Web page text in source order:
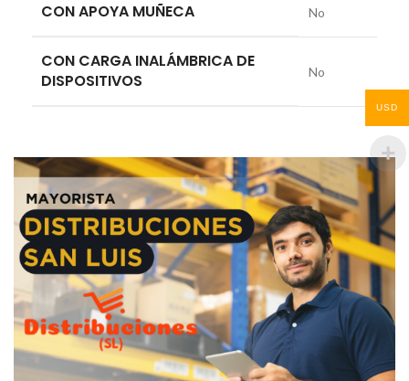
CON APOYA MUÑECA No
CON CARGA INALÁMBRICA DE
DISPOSITIVOS
No
USD